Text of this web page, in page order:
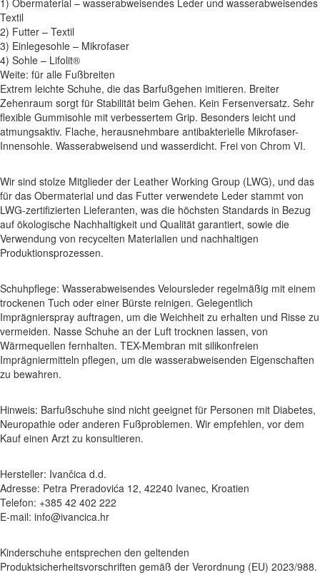
1) Obermaterial – wasserabweisendes Leder und wasserabweisendes
Textil
2) Futter – Textil
3) Einlegesohle – Mikrofaser
4) Sohle – Lifolit®
Weite: für alle Fußbreiten
Extrem leichte Schuhe, die das Barfußgehen imitieren. Breiter
Zehenraum sorgt für Stabilität beim Gehen. Kein Fersenversatz. Sehr
flexible Gummisohle mit verbessertem Grip. Besonders leicht und
atmungsaktiv. Flache, herausnehmbare antibakterielle Mikrofaser-
Innensohle. Wasserabweisend und wasserdicht. Frei von Chrom VI.
Wir sind stolze Mitglieder der Leather Working Group (LWG), und das
für das Obermaterial und das Futter verwendete Leder stammt von
LWG-zertifizierten Lieferanten, was die höchsten Standards in Bezug
auf ökologische Nachhaltigkeit und Qualität garantiert, sowie die
Verwendung von recycelten Materialien und nachhaltigen
Produktionsprozessen.
Schuhpflege: Wasserabweisendes Veloursleder regelmäßig mit einem
trockenen Tuch oder einer Bürste reinigen. Gelegentlich
Imprägnierspray auftragen, um die Weichheit zu erhalten und Risse zu
vermeiden. Nasse Schuhe an der Luft trocknen lassen, von
Wärmequellen fernhalten. TEX-Membran mit silikonfreien
Imprägniermitteln pflegen, um die wasserabweisenden Eigenschaften
zu bewahren.
Hinweis: Barfußschuhe sind nicht geeignet für Personen mit Diabetes,
Neuropathie oder anderen Fußproblemen. Wir empfehlen, vor dem
Kauf einen Arzt zu konsultieren.
Hersteller: Ivančica d.d.
Adresse: Petra Preradovića 12, 42240 Ivanec, Kroatien
Telefon: +385 42 402 222
E-mail: info@ivancica.hr
Kinderschuhe entsprechen den geltenden
Produktsicherheitsvorschriften gemäß der Verordnung (EU) 2023/988.